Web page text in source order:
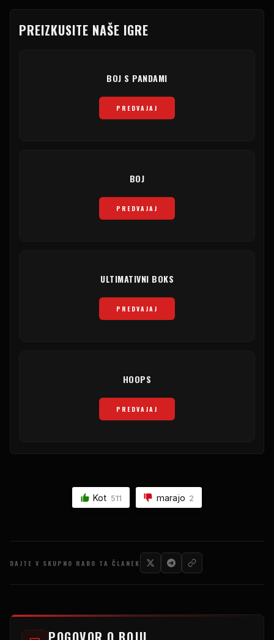
PREIZKUSITE NAŠE IGRE
BOJ S PANDAMI
PREDVAJAJ
BOJ
PREDVAJAJ
ULTIMATIVNI BOKS
PREDVAJAJ
HOOPS
PREDVAJAJ
Kot 511 marajo 2
DAJTE V SKUPNO RABO TA ČLANEK